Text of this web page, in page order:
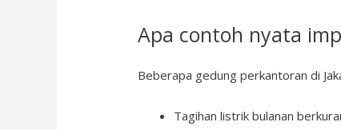
Apa contoh nyata
Beberapa gedung perkantoran di
Tagihan listrik bulanan